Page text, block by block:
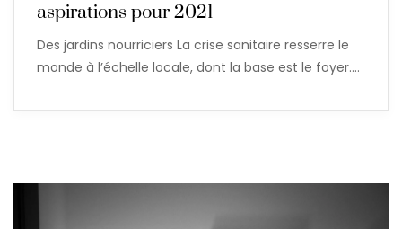
aspirations pour 2021
Des jardins nourriciers La crise sanitaire resserre le
monde à l’échelle locale, dont la base est le foyer.…